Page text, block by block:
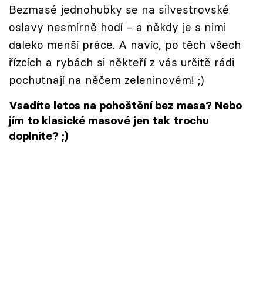
Sledujte prima+
Přihlášení
Bezmasé jednohubky se na silvestrovské
oslavy nesmírně hodí – a někdy je s nimi
daleko menší práce. A navíc, po těch všech
řízcích a rybách si někteří z vás určitě rádi
pochutnají na něčem zeleninovém! ;)
Vsadíte letos na pohoštění bez masa? Nebo
jím to klasické masové jen tak trochu
doplníte? ;)